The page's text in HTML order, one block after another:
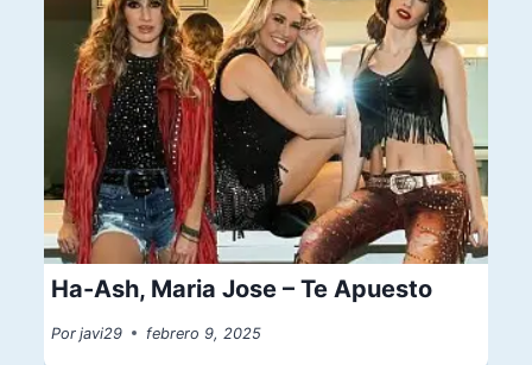
Ha-Ash, Maria Jose – Te Apuesto
Por javi29 febrero 9, 2025